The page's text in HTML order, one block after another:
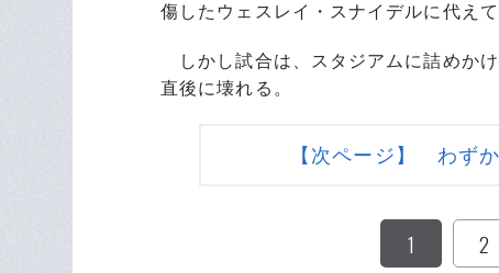
傷したウェスレイ・スナイデルに代え
しかし試合は、スタジアムに詰めか
直後に壊れる。
【次ページ】 わず
1 2